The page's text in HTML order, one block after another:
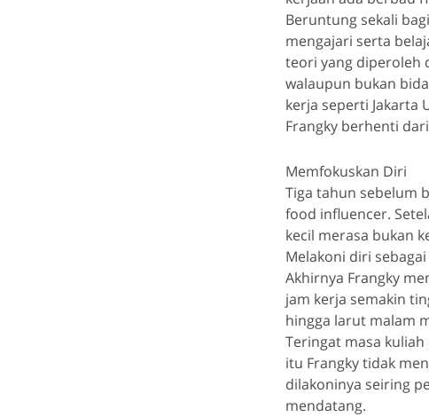
Beruntung sekali
mengajari serta
teori yang diperoleh
walaupun bukan
kerja seperti Jakarta
Frangky berhenti
Memfokuskan Diri
Tiga tahun sebelum
food influencer.
kecil merasa bukan
Melakoni diri
Akhirnya Frangky
jam kerja semakin
hingga larut malam
Teringat masa
itu Frangky tidak
dilakoninya seiring
mendatang.